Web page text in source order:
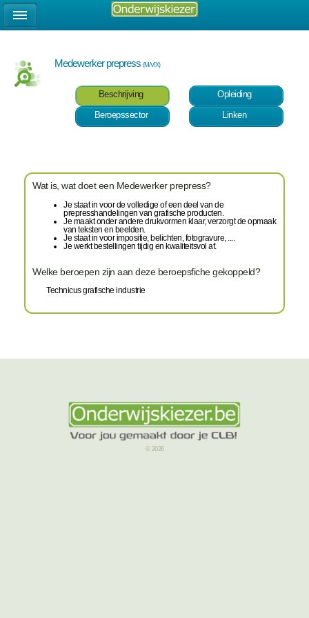
Medewerker prepress(M/V/X)
Beschrijving
Opleiding
Beroepssector
Linken
Wat is, wat doet een Medewerker prepress?
Je staat in voor de volledige of een deel van de
prepresshandelingen van grafische producten.
Je maakt onder andere drukvormen klaar, verzorgt de opmaak
van teksten en beelden.
Je staat in voor impositie, belichten, fotogravure, ....
Je werkt bestellingen tijdig en kwaliteitsvol af.
Welke beroepen zijn aan deze beroepsfiche gekoppeld?
Technicus grafische industrie
© 2026